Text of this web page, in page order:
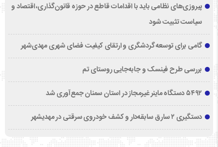
پیروزی‌های نظامی باید با اقدامات قاطع در حوزه قانون‌گذاری، اقتصاد و
سیاست تثبیت شود
گامی برای توسعه گردشگری و ارتقای کیفیت فضای شهری مهدی‌شهر
بررسی طرح فینسک و جابه‌جایی روستای تم
۵۴۹۲ دستگاه ماینر غیرمجاز در استان سمنان جمع‌آوری شد
دستگیری ۲ سارق سابقه‌دار و کشف خودروی سرقتی در مهدیشهر